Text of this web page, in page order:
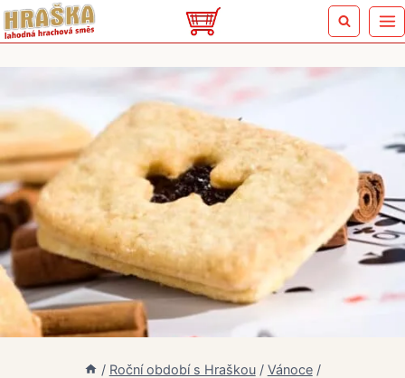
Přeskočit
na
/ Roční období s Hraškou / Vánoce /